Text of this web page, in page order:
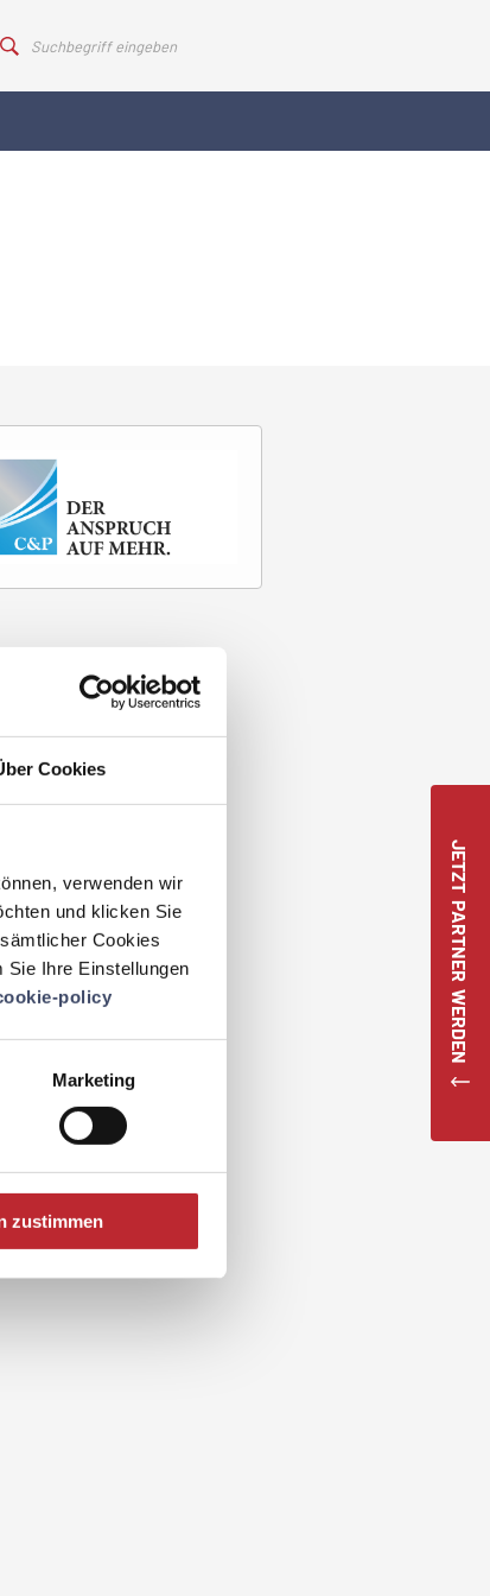
Cookies
verwenden wir
und klicken Sie
Cookies
Sie Ihre Einstellungen
policy
Marketing
zustimmen
JETZT PARTNER WERDEN